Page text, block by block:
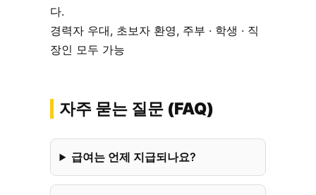
다.
경력자 우대, 초보자 환영, 주부 · 학생 · 직
장인 모두 가능
자주 묻는 질문 (FAQ)
급여는 언제 지급되나요?